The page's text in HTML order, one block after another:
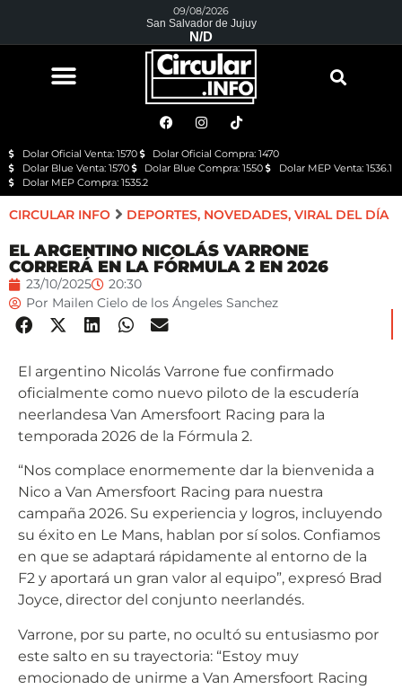
09/08/2026
San Salvador de Jujuy
N/D
Dolar Oficial Venta: 1570
Dolar Oficial Compra: 1470
Dolar Blue Venta: 1570
Dolar Blue Compra: 1550
Dolar MEP Venta: 1536.1
Dolar MEP Compra: 1535.2
CIRCULAR INFO DEPORTES, NOVEDADES, VIRAL DEL DÍA
EL ARGENTINO NICOLÁS VARRONE
CORRERÁ EN LA FÓRMULA 2 EN 2026
23/10/2025
20:30
Por Mailen Cielo de los Ángeles Sanchez
El argentino Nicolás Varrone fue confirmado
oficialmente como nuevo piloto de la escudería
neerlandesa Van Amersfoort Racing para la
temporada 2026 de la Fórmula 2.
“Nos complace enormemente dar la bienvenida a
Nico a Van Amersfoort Racing para nuestra
campaña 2026. Su experiencia y logros, incluyendo
su éxito en Le Mans, hablan por sí solos. Confiamos
en que se adaptará rápidamente al entorno de la
F2 y aportará un gran valor al equipo”, expresó Brad
Joyce, director del conjunto neerlandés.
Varrone, por su parte, no ocultó su entusiasmo por
este salto en su trayectoria: “Estoy muy
emocionado de unirme a Van Amersfoort Racing